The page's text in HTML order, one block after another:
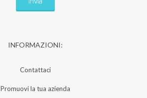
INFORMAZIONI:
Contattaci
Promuovi la tua azienda